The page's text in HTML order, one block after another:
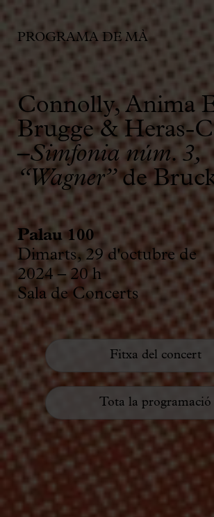
PROGRAMA DE MÀ
Connolly, Anima
Brugge & Heras-
–Simfonia núm. 3,
“Wagner”de
Palau 100
Dimarts, 29 d'octubre de
2024 – 20 h
Sala de Concerts
Fitxa del concert
Tota la programació